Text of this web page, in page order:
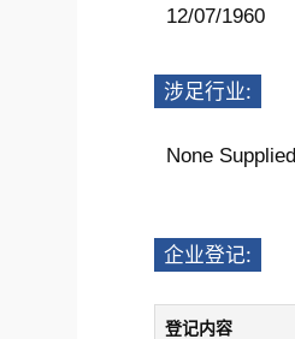
12/07/1960
涉足行业:
None Supplied
企业登记:
登记内容